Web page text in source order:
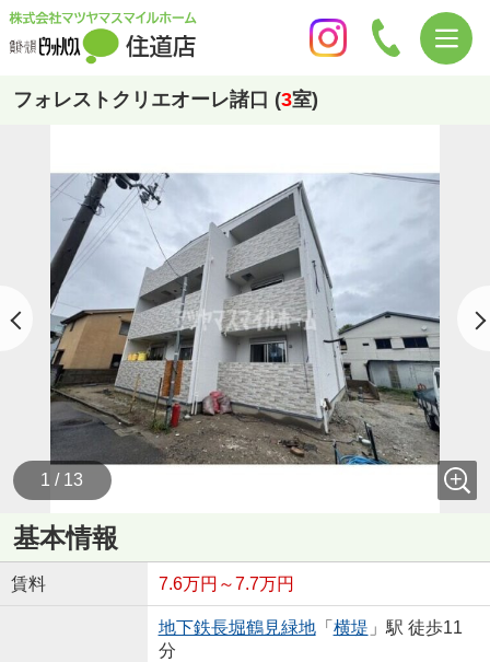
フォレストクリエオーレ諸口 (3室)
1 / 13
基本情報
賃料 7.6万円～7.7万円
地下鉄長堀鶴見緑地「 横堤 」駅 徒歩11
分